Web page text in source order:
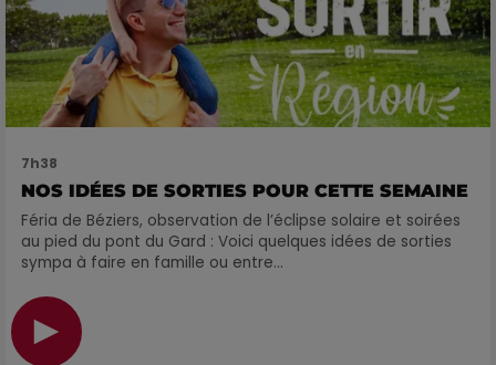
7h38
NOS IDÉES DE SORTIES POUR CETTE SEMAINE
Féria de Béziers, observation de l’éclipse solaire et soirées
au pied du pont du Gard : Voici quelques idées de sorties
sympa à faire en famille ou entre...